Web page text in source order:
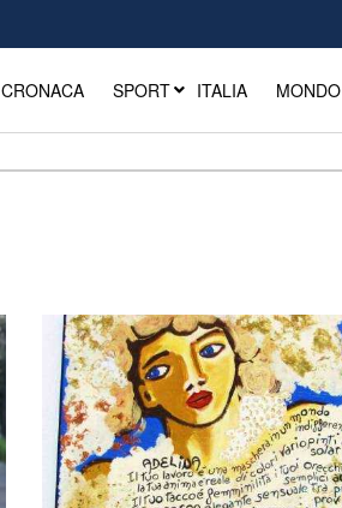
CRONACA SPORT ITALIA MONDO